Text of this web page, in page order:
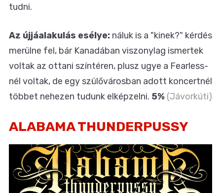
tudni.
Az újjáalakulás esélye: náluk is a "kinek?" kérdés
merülne fel, bár Kanadában viszonylag ismertek
voltak az ottani színtéren, plusz ugye a Fearless-
nél voltak, de egy szülővárosban adott koncertnél
többet nehezen tudunk elképzelni. 5% (Jávorkúti)
ALABAMA THUNDERPUSSY